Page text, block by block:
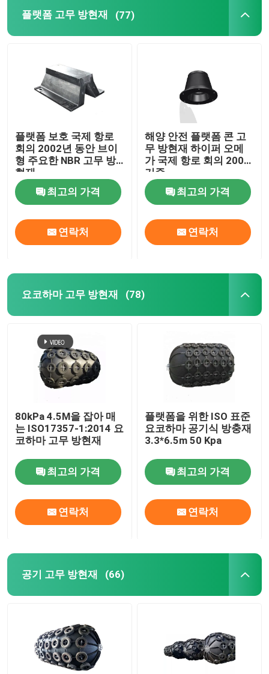
계류용 볼라드
플랫폼 고무 방현재 (77)
플랫폼 보호 국제 항로
회의 2002년 동안 브이
형 주요한 NBR 고무 방
현재
최고의 가격
연락처
해양 안전 플랫폼 콘 고
무 방현재 하이퍼 오메
가 국제 항로 회의 2002
기준
최고의 가격
연락처
요코하마 고무 방현재 (78)
80kPa 4.5M을 잡아 매
는 ISO17357-1:2014 요
코하마 고무 방현재
최고의 가격
연락처
플랫폼을 위한 ISO 표준
요코하마 공기식 방충재
3.3*6.5m 50 Kpa
최고의 가격
연락처
공기 고무 방현재 (66)